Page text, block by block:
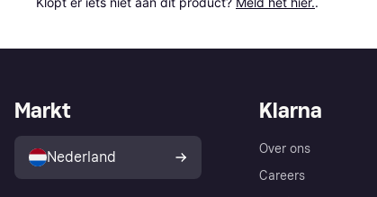
Klarna
Over ons
Careers
Markt
Nederland